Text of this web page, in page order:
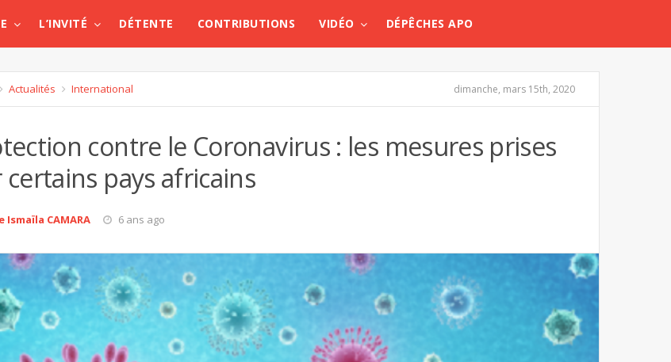
L’INVITÉ DÉTENTE CONTRIBUTIONS VIDÉO DÉPÊCHES APO
Actualités International dimanche, mars 15th, 2020
contre le Coronavirus : les mesures prises
certains pays africains
Ismaïla CAMARA 6 ans ago